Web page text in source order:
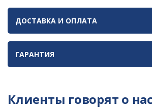
ДОСТАВКА И ОПЛАТА
ГАРАНТИЯ
Клиенты говорят о